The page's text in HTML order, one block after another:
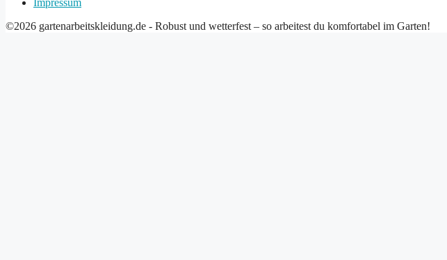
Impressum
©2026 gartenarbeitskleidung.de - Robust und wetterfest – so arbeitest du komfortabel im Garten!